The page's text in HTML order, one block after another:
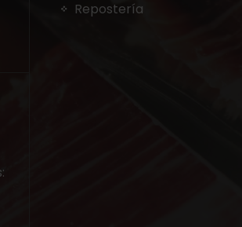
Repostería